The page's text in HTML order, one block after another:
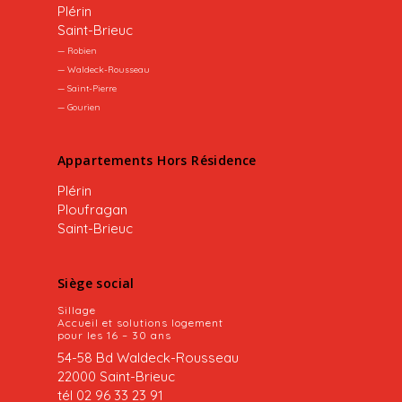
tout au long du contrat
d’accueil
•Vous mettre en relation
personne
•Établir le contrat
• Accompagner et sécuriser la cohabitation
tout au long du contrat
SUR QUELLES COMMUNES ?
• Lamballe Terre et Mer
Plérin
Saint-Brieuc
— Robien
— Waldeck-Rousseau
— Saint-Pierre
— Gourien
Appartements Hors Résidence
Plérin
Ploufragan
Saint-Brieuc
Siège social
Sillage
Accueil et solutions logement
pour les 16 – 30 ans
54-58 Bd Waldeck-Rousseau
22000 Saint-Brieuc
tél 02 96 33 23 91